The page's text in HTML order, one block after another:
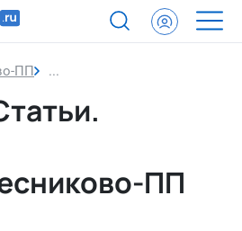
ПП Новости
ПП